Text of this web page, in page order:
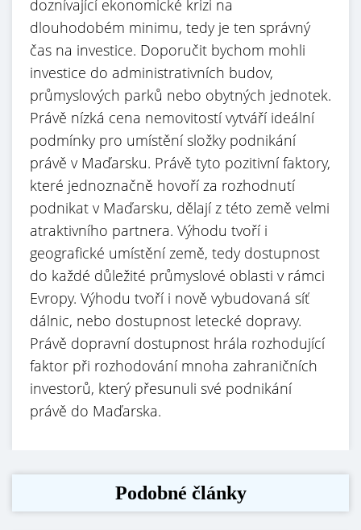
doznívající ekonomické krizi na
dlouhodobém minimu, tedy je ten správný
čas na investice. Doporučit bychom mohli
investice do administrativních budov,
průmyslových parků nebo obytných jednotek.
Právě nízká cena nemovitostí vytváří ideální
podmínky pro umístění složky podnikání
právě v Maďarsku. Právě tyto pozitivní faktory,
které jednoznačně hovoří za rozhodnutí
podnikat v Maďarsku, dělají z této země velmi
atraktivního partnera. Výhodu tvoří i
geografické umístění země, tedy dostupnost
do každé důležité průmyslové oblasti v rámci
Evropy. Výhodu tvoří i nově vybudovaná síť
dálnic, nebo dostupnost letecké dopravy.
Právě dopravní dostupnost hrála rozhodující
faktor při rozhodování mnoha zahraničních
investorů, který přesunuli své podnikání
právě do Maďarska.
Podobné články